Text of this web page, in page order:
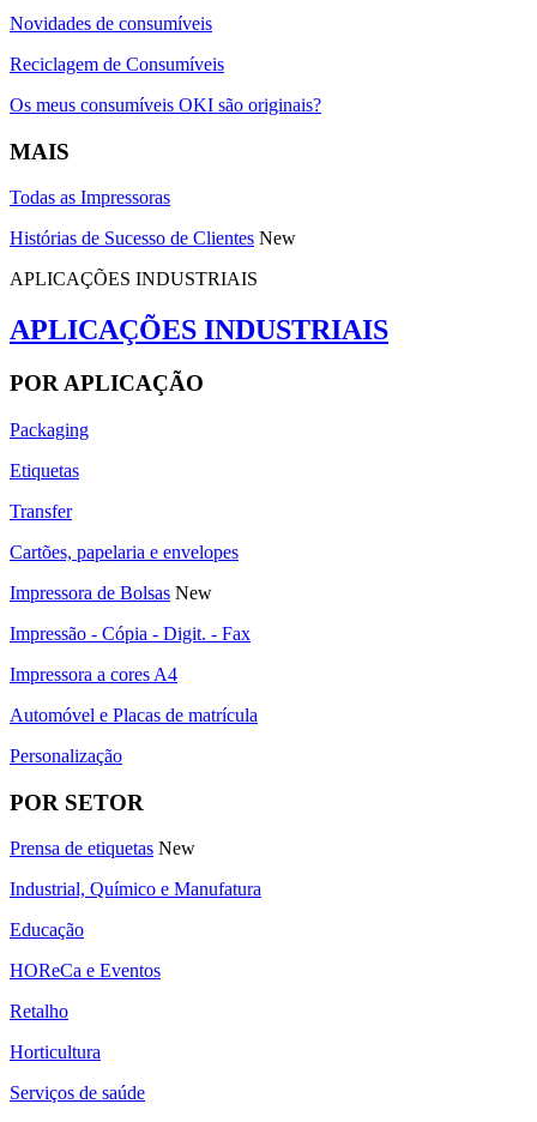
Novidades de consumíveis
Reciclagem de Consumíveis
Os meus consumíveis OKI são originais?
MAIS
Todas as Impressoras
Histórias de Sucesso de Clientes New
APLICAÇÕES INDUSTRIAIS
APLICAÇÕES INDUSTRIAIS
POR APLICAÇÃO
Packaging
Etiquetas
Transfer
Cartões, papelaria e envelopes
Impressora de Bolsas New
Impressão - Cópia - Digit. - Fax
Impressora a cores A4
Automóvel e Placas de matrícula
Personalização
POR SETOR
Prensa de etiquetas New
Industrial, Químico e Manufatura
Educação
HOReCa e Eventos
Retalho
Horticultura
Serviços de saúde